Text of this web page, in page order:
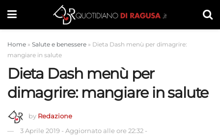
Home » Salute e benessere » Dieta Dash menù per dimagrire:
mangiare in salute
Dieta Dash menù per
dimagrire: mangiare in salute
by Redazione
3 Aprile 2019 - Aggiornato alle ore 22:32 -